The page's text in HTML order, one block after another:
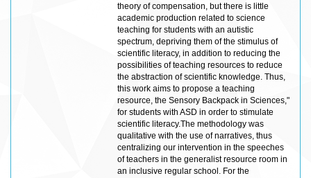
theory of compensation, but there is little
academic production related to science
teaching for students with an autistic
spectrum, depriving them of the stimulus of
scientific literacy, in addition to reducing the
possibilities of teaching resources to reduce
the abstraction of scientific knowledge. Thus,
this work aims to propose a teaching
resource, the Sensory Backpack in Sciences,"
for students with ASD in order to stimulate
scientific literacy.The methodology was
qualitative with the use of narratives, thus
centralizing our intervention in the speeches
of teachers in the generalist resource room in
an inclusive regular school. For the